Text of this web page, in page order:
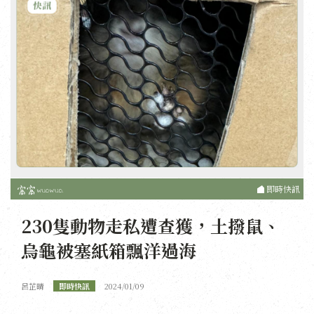
即時快訊
230隻動物走私遭查獲，土撥鼠、
烏龜被塞紙箱飄洋過海
呂芷晴 即時快訊 2024/01/09